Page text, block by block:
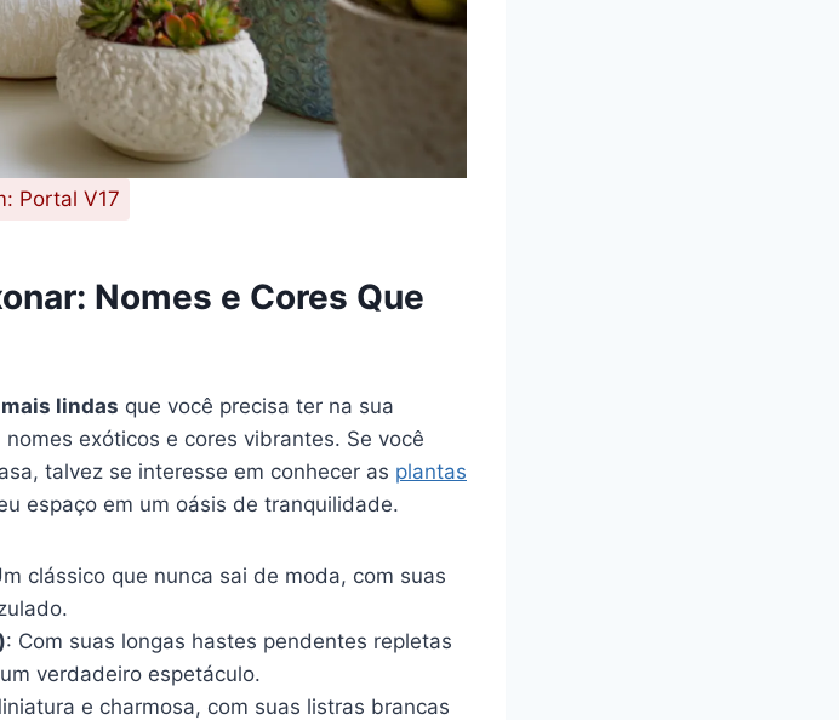
Portal V17
Nomes e Cores Que
lindas que você precisa ter na sua
exóticos e cores vibrantes. Se você
talvez se interesse em conhecer as plantas
espaço em um oásis de tranquilidade.
clássico que nunca sai de moda, com suas
: Com suas longas hastes pendentes repletas
verdadeiro espetáculo.
e charmosa, com suas listras brancas